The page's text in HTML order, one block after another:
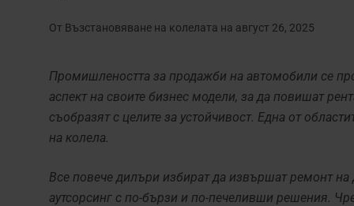
От Възстановяване на колелата на август 26, 2025
Промишлеността за продажби на автомобили се
аспект на своите бизнес модели, за да повишат
съобразят с целите за устойчивост. Една от
на колела.
Все повече дилъри избират да извършат ремонт
аутсорсинг с по-бързи и по-печеливши решения.